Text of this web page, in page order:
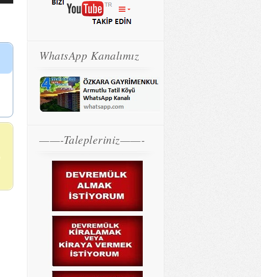
WhatsApp Kanalımız
——-Talepleriniz——-